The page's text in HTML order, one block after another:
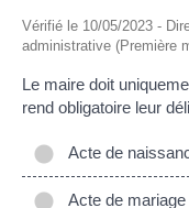
Vérifié le 10/05/2023 -
administrative (Première
Le maire doit
rend obligatoire leur
Acte de
Acte de mariage